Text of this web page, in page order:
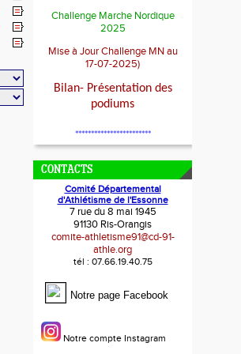
Challenge Marche Nordique
2025
Mise à Jour Challenge MN au
17-07-2025)
Bilan- Présentation des
podiums
************************
CONTACTS
Comité Départemental
d'Athlétisme de l'Essonne
7 rue du 8 mai 1945
91130 Ris-Orangis
comite-athletisme91@cd-91-
athle.org
tél : 07.66.19.40.75
Notre page Facebook
Notre compte Instagram